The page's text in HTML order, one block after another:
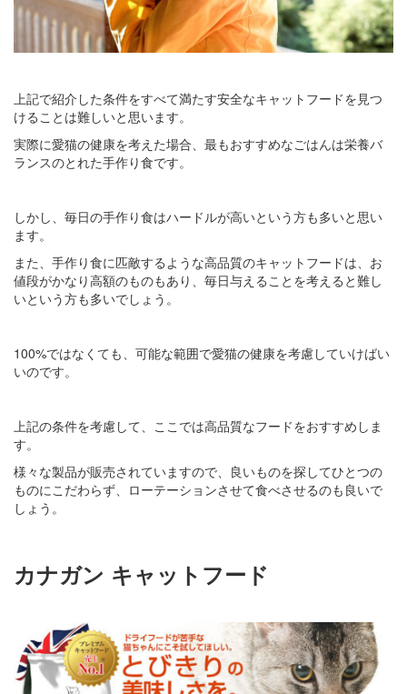
上記で紹介した条件をすべて満たす安全なキャットフードを見つ
けることは難しいと思います。
実際に愛猫の健康を考えた場合、最もおすすめなごはんは栄養バ
ランスのとれた手作り食です。
しかし、毎日の手作り食はハードルが高いという方も多いと思い
ます。
また、手作り食に匹敵するような高品質のキャットフードは、お
値段がかなり高額のものもあり、毎日与えることを考えると難し
いという方も多いでしょう。
100%ではなくても、可能な範囲で愛猫の健康を考慮していけばい
いのです。
上記の条件を考慮して、ここでは高品質なフードをおすすめしま
す。
様々な製品が販売されていますので、良いものを探してひとつの
ものにこだわらず、ローテーションさせて食べさせるのも良いで
しょう。
カナガン キャットフード